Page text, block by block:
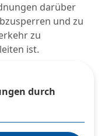
durch
darüber
und zu
zu
ist.